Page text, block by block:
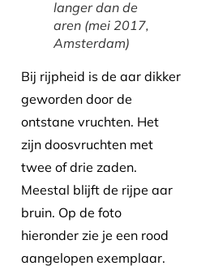
langer dan de
aren (mei 2017,
Amsterdam)
Bij rijpheid is de aar dikker
geworden door de
ontstane vruchten. Het
zijn doosvruchten met
twee of drie zaden.
Meestal blijft de rijpe aar
bruin. Op de foto
hieronder zie je een rood
aangelopen exemplaar.